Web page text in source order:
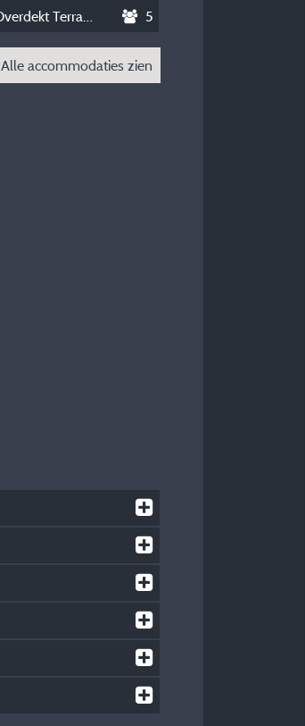
Chalet Morea 25M² + Overdekt Terrase 8M² 5
Alle accommodaties zien